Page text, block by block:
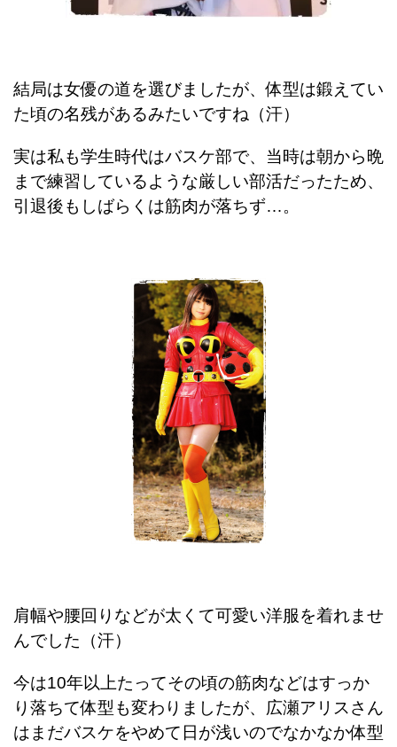
結局は女優の道を選びましたが、体型は鍛えてい
た頃の名残があるみたいですね（汗）
実は私も学生時代はバスケ部で、 当時は朝から晩
まで練習しているような厳しい部活だったため、
引退後もしばらくは筋肉が落ちず…。
肩幅や腰回りなどが太くて可愛い洋服を着れませ
んでした（汗）
今は10年以上たってその頃の筋肉などはすっか
り落ちて体型も変わりましたが、広瀬アリスさん
はまだバスケをやめて日が浅いのでなかなか体型